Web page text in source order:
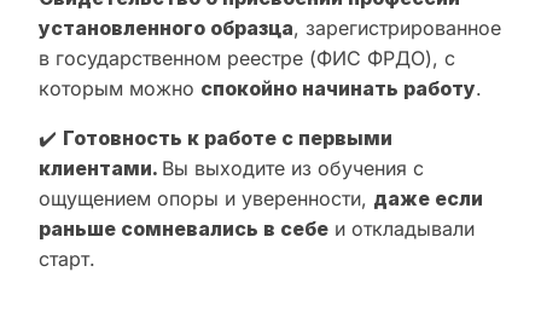
установленного образца, зарегистрированное
в государственном реестре (ФИС ФРДО), с
которым можно спокойно начинать работу.
✔️ Готовность к работе с первыми
клиентами. Вы выходите из обучения с
ощущением опоры и уверенности, даже если
раньше сомневались в себе и откладывали
старт.